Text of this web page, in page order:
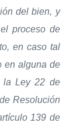
del bien, y
proceso de
en caso tal
en alguna de
la Ley 22 de
Resolución
139 de